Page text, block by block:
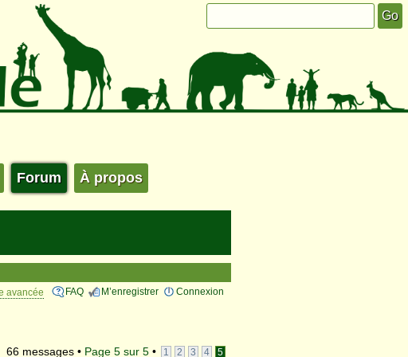
Forum À propos
FAQ M’enregistrer Connexion
avancée
66 messages • Page 5 sur 5 • 1 2 3 4 5